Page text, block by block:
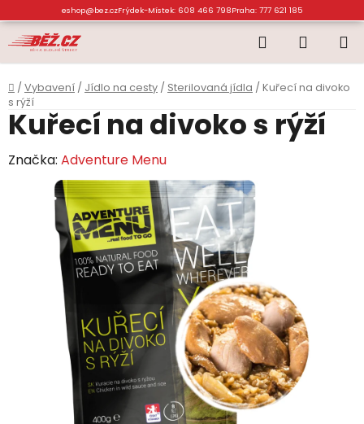
na
obsah
eshop@bez.czFrýdek-Místek: 608 466 798Praha: 777 621 185
Hledat
KOŠÍK
Domů
/ Vybavení / Jídlo na cesty / Sterilovaná jídla / Kuřecí na divoko
s rýží
Kuřecí na divoko s rýží
Značka: Adventure Menu